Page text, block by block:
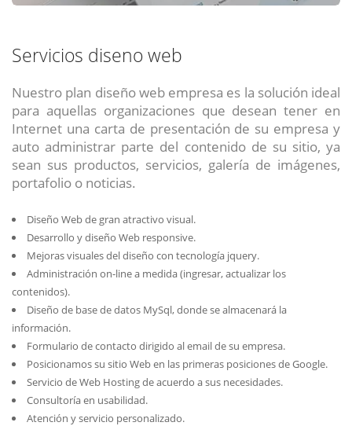
Servicios diseno web
Nuestro plan diseño web empresa es la solución ideal
para aquellas organizaciones que desean tener en
Internet una carta de presentación de su empresa y
auto administrar parte del contenido de su sitio, ya
sean sus productos, servicios, galería de imágenes,
portafolio o noticias.
Diseño Web de gran atractivo visual.
Desarrollo y diseño Web responsive.
Mejoras visuales del diseño con tecnología jquery.
Administración on-line a medida (ingresar, actualizar los
contenidos).
Diseño de base de datos MySql, donde se almacenará la
información.
Formulario de contacto dirigido al email de su empresa.
Posicionamos su sitio Web en las primeras posiciones de Google.
Servicio de Web Hosting de acuerdo a sus necesidades.
Consultoría en usabilidad.
Atención y servicio personalizado.